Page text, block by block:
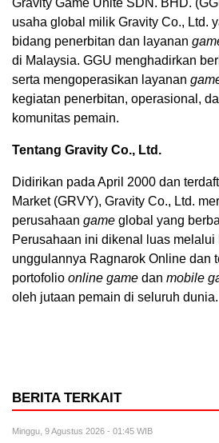
Gravity Game Unite SDN. BHD.
usaha global milik Gravity Co., Ltd.
bidang penerbitan dan layanan
di Malaysia. GGU menghadirkan
serta mengoperasikan layanan
kegiatan penerbitan, operasional,
komunitas pemain.
Tentang Gravity Co., Ltd.
Didirikan pada April 2000 dan
Market (GRVY), Gravity Co., Ltd.
perusahaan game global yang
Perusahaan ini dikenal luas melalui
unggulannya Ragnarok Online dan
portofolio online game dan mobile
oleh jutaan pemain di seluruh dunia.
BERITA TERKAIT
Minggu, 9 Agustus 2026 - 01:45 WIB